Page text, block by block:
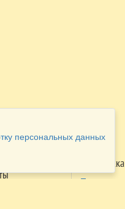
Поддержка
Проверка
персональных данных